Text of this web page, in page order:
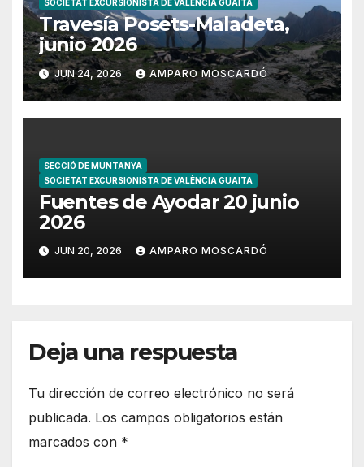
SOCIETAT EXCURSIONISTA DE VALÈNCIA GUAITA
Travesía Posets-Maladeta,
junio 2026
JUN 24, 2026 AMPARO MOSCARDÓ
SECCIÓ DE MUNTANYA
SOCIETAT EXCURSIONISTA DE VALÈNCIA GUAITA
Fuentes de Ayodar 20 junio
2026
JUN 20, 2026 AMPARO MOSCARDÓ
Deja una respuesta
Tu dirección de correo electrónico no será
publicada. Los campos obligatorios están
marcados con *